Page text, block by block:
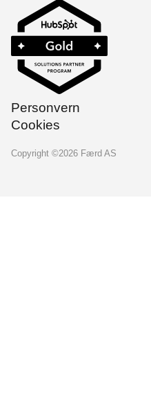
Personvern
Cookies
Copyright ©2026 Færd AS